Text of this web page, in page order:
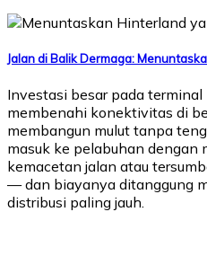
Jalan di Balik Dermaga:
Investasi besar pada
membenahi konektivitas di
membangun mulut tanpa
masuk ke pelabuhan dengan
kemacetan jalan atau
— dan biayanya ditanggung
distribusi paling jauh.